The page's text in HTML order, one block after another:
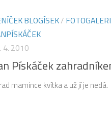
BLOGÍSEK/
4. 2010
Pískáček
mamince kvítka a už jí je nedá.